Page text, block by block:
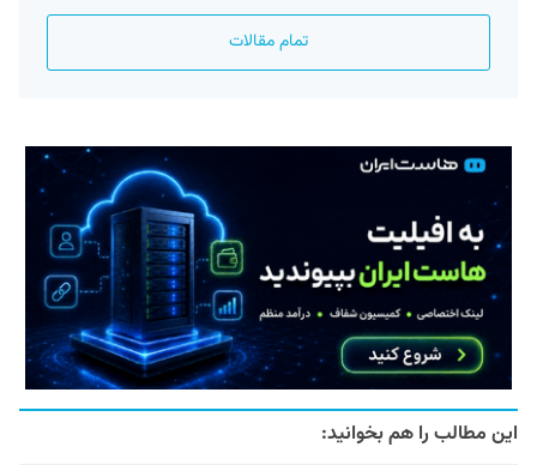
تمام مقالات
این مطالب را هم بخوانید: